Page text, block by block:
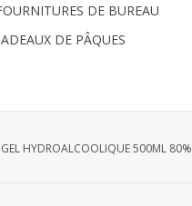
DE BUREAU
DE PÂQUES
GEL HYDROALCOOLIQUE 500ML 80%